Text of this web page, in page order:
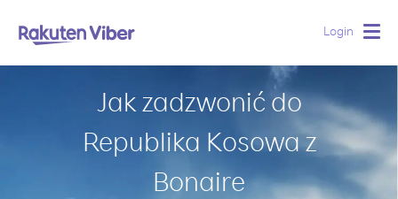
Login
Jak zadzwonić do
Republika Kosowa z
Bonaire